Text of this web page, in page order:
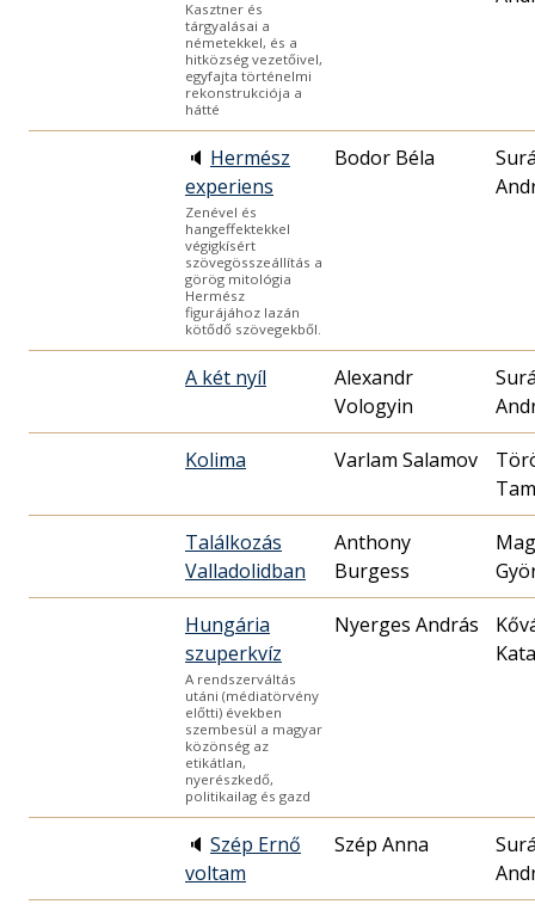
Kasztner és
tárgyalásai a
németekkel, és a
hitközség vezetőivel,
egyfajta történelmi
rekonstrukciója a
hátté
🔈 Hermész
experiens
Zenével és
hangeffektekkel
végigkísért
szövegösszeállítás a
görög mitológia
Hermész
figurájához lazán
kötődő szövegekből.
Bodor Béla
A két nyíl
Alexandr
Vologyin
Kolima Varlam Salamov
Találkozás
Valladolidban
Anthony
Burgess
Hungária
szuperkvíz
A rendszerváltás
utáni (médiatörvény
előtti) években
szembesül a magyar
közönség az
etikátlan,
nyerészkedő,
politikailag és gazd
Nyerges András
🔈 Szép Ernő
voltam
Szép Anna